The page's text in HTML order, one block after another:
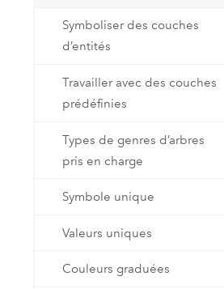
Technologie
Symboliser des couches
d’entités
Travailler avec des couches
prédéfinies
Types de genres d’arbres
pris en charge
Symbole unique
Valeurs uniques
Couleurs graduées